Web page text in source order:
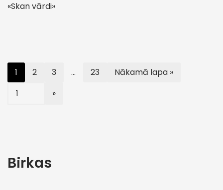
«Skan vārdi»
1 2 3 … 23 Nākamā lapa »
Birkas